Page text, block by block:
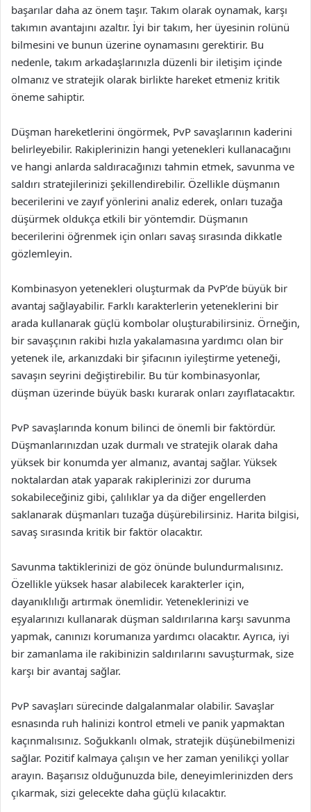
başarılar daha az önem taşır. Takım olarak oynamak, karşı
takımın avantajını azaltır. İyi bir takım, her üyesinin rolünü
bilmesini ve bunun üzerine oynamasını gerektirir. Bu
nedenle, takım arkadaşlarınızla düzenli bir iletişim içinde
olmanız ve stratejik olarak birlikte hareket etmeniz kritik
öneme sahiptir.
Düşman hareketlerini öngörmek, PvP savaşlarının kaderini
belirleyebilir. Rakiplerinizin hangi yetenekleri kullanacağını
ve hangi anlarda saldıracağınızı tahmin etmek, savunma ve
saldırı stratejilerinizi şekillendirebilir. Özellikle düşmanın
becerilerini ve zayıf yönlerini analiz ederek, onları tuzağa
düşürmek oldukça etkili bir yöntemdir. Düşmanın
becerilerini öğrenmek için onları savaş sırasında dikkatle
gözlemleyin.
Kombinasyon yetenekleri oluşturmak da PvP’de büyük bir
avantaj sağlayabilir. Farklı karakterlerin yeteneklerini bir
arada kullanarak güçlü kombolar oluşturabilirsiniz. Örneğin,
bir savaşçının rakibi hızla yakalamasına yardımcı olan bir
yetenek ile, arkanızdaki bir şifacının iyileştirme yeteneği,
savaşın seyrini değiştirebilir. Bu tür kombinasyonlar,
düşman üzerinde büyük baskı kurarak onları zayıflatacaktır.
PvP savaşlarında konum bilinci de önemli bir faktördür.
Düşmanlarınızdan uzak durmalı ve stratejik olarak daha
yüksek bir konumda yer almanız, avantaj sağlar. Yüksek
noktalardan atak yaparak rakiplerinizi zor duruma
sokabileceğiniz gibi, çalılıklar ya da diğer engellerden
saklanarak düşmanları tuzağa düşürebilirsiniz. Harita bilgisi,
savaş sırasında kritik bir faktör olacaktır.
Savunma taktiklerinizi de göz önünde bulundurmalısınız.
Özellikle yüksek hasar alabilecek karakterler için,
dayanıklılığı artırmak önemlidir. Yeteneklerinizi ve
eşyalarınızı kullanarak düşman saldırılarına karşı savunma
yapmak, canınızı korumanıza yardımcı olacaktır. Ayrıca, iyi
bir zamanlama ile rakibinizin saldırılarını savuşturmak, size
karşı bir avantaj sağlar.
PvP savaşları sürecinde dalgalanmalar olabilir. Savaşlar
esnasında ruh halinizi kontrol etmeli ve panik yapmaktan
kaçınmalısınız. Soğukkanlı olmak, stratejik düşünebilmenizi
sağlar. Pozitif kalmaya çalışın ve her zaman yenilikçi yollar
arayın. Başarısız olduğunuzda bile, deneyimlerinizden ders
çıkarmak, sizi gelecekte daha güçlü kılacaktır.